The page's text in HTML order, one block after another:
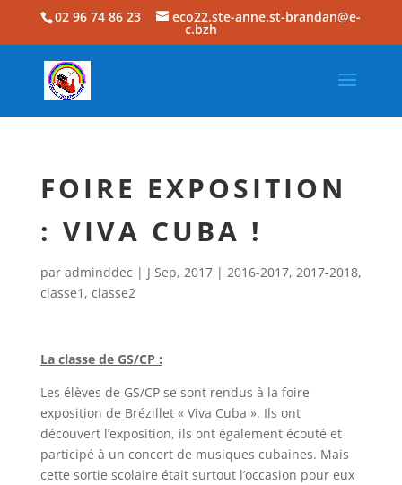
02 96 74 86 23 eco22.ste-anne.st-brandan@e-
c.bzh
FOIRE EXPOSITION
: VIVA CUBA !
par adminddec | J Sep, 2017| 2016-2017, 2017-2018,
classe1 , classe2
La classe de GS/CP :
Les élèves de GS/CP se sont rendus à la foire
exposition de Brézillet « Viva Cuba ». Ils ont
découvert l’exposition, ils ont également écouté et
participé à un concert de musiques cubaines. Mais
cette sortie scolaire était surtout l’occasion pour eux